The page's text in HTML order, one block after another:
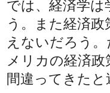
では、経済学
う。また経済
えないだろう
メリカの経済
間違ってきたと